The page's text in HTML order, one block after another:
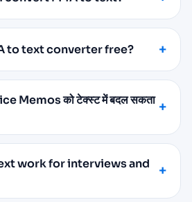
to text converter free?
Memos को टेक्स्ट में बदल सकता
work for interviews and